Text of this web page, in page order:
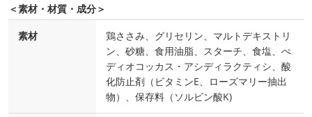
＜素材・材質・成分＞
素材
鶏ささみ、グリセリン、マルトデキストリ
ン、砂糖、食用油脂、スターチ、食塩、ぺ
ディオコッカス・アシディラクティシ、酸
化防止剤（ビタミンE、ローズマリー抽出
物）、保存料（ソルビン酸K)